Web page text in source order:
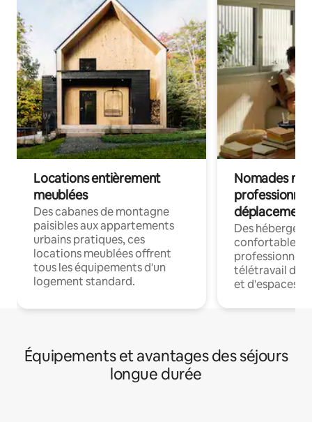
Locations entièrement
meublées
Des cabanes de montagne
paisibles aux appartements
urbains pratiques, ces
locations meublées offrent
tous les équipements d'un
logement standard.
Nomades
déplacement
Des
confortables
professionnels
télétravail
et d'espaces
Équipements et avantages des séjours
longue durée